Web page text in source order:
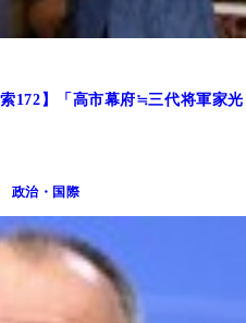
172】「高市幕府≒三代将軍家光
政治・国際